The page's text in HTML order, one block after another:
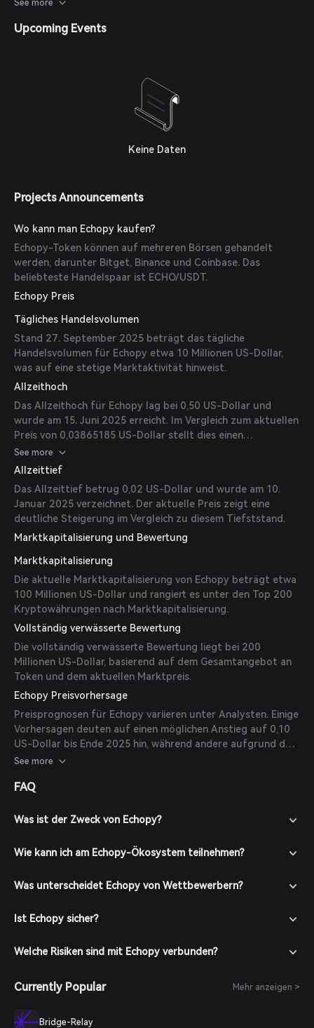
See more
Upcoming Events
Keine Daten
Projects Announcements
Wo kann man Echopy kaufen?
Echopy-Token können auf mehreren Börsen gehandelt
werden, darunter Bitget, Binance und Coinbase. Das
beliebteste Handelspaar ist ECHO/USDT.
Echopy Preis
Tägliches Handelsvolumen
Stand 27. September 2025 beträgt das tägliche
Handelsvolumen für Echopy etwa 10 Millionen US-Dollar,
was auf eine stetige Marktaktivität hinweist.
Allzeithoch
Das Allzeithoch für Echopy lag bei 0,50 US-Dollar und
wurde am 15. Juni 2025 erreicht. Im Vergleich zum aktuellen
Preis von 0,03865185 US-Dollar stellt dies einen
signifikanten Rückgang dar.
See more
Allzeittief
Das Allzeittief betrug 0,02 US-Dollar und wurde am 10.
Januar 2025 verzeichnet. Der aktuelle Preis zeigt eine
deutliche Steigerung im Vergleich zu diesem Tiefststand.
Marktkapitalisierung und Bewertung
Marktkapitalisierung
Die aktuelle Marktkapitalisierung von Echopy beträgt etwa
100 Millionen US-Dollar und rangiert es unter den Top 200
Kryptowährungen nach Marktkapitalisierung.
Vollständig verwässerte Bewertung
Die vollständig verwässerte Bewertung liegt bei 200
Millionen US-Dollar, basierend auf dem Gesamtangebot an
Token und dem aktuellen Marktpreis.
Echopy Preisvorhersage
Preisprognosen für Echopy variieren unter Analysten. Einige
Vorhersagen deuten auf einen möglichen Anstieg auf 0,10
US-Dollar bis Ende 2025 hin, während andere aufgrund der
Marktvolatilität vorsichtig bleiben. Es ist wichtig zu
Vorsicht betrachtet werden sollten.
See more
FAQ
Was ist der Zweck von Echopy?
Wie kann ich am Echopy-Ökosystem teilnehmen?
Was unterscheidet Echopy von Wettbewerbern?
Ist Echopy sicher?
Welche Risiken sind mit Echopy verbunden?
Currently Popular Mehr anzeigen >
Bridge-Relay